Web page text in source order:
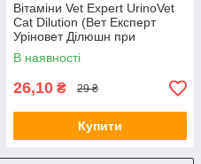
Вітаміни Vet Expert UrinoVet
Cat Dilution (Вет Експерт
Уріновет Ділюшн при
струвита) 1 капсула
В наявності
26,10 ₴ 29 ₴
Купити